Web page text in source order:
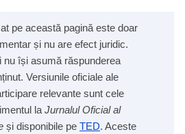
pe această pagină este doar
și nu are efect juridic.
nu își asumă răspunderea
Versiunile oficiale ale
relevante sunt cele
la Jurnalul Oficial al
și disponibile pe TED. Aceste